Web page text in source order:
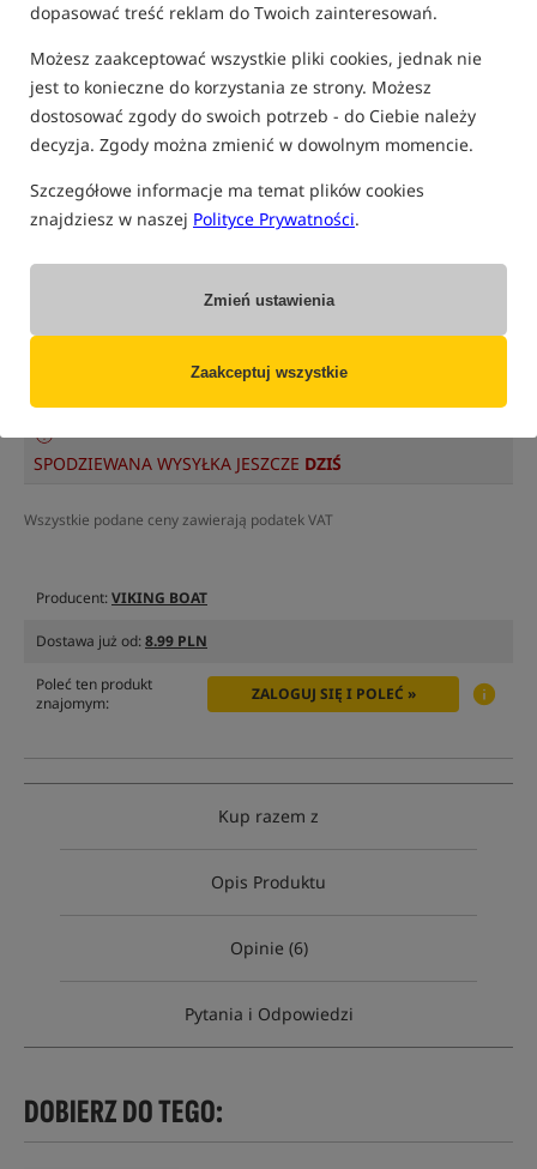
dopasować treść reklam do Twoich zainteresowań.
Możesz zaakceptować wszystkie pliki cookies, jednak nie
jest to konieczne do korzystania ze strony. Możesz
dostosować zgody do swoich potrzeb - do Ciebie należy
decyzja. Zgody można zmienić w dowolnym momencie.
Szczegółowe informacje ma temat plików cookies
znajdziesz w naszej Polityce Prywatności.
Zmień ustawienia
Zaakceptuj wszystkie
tylko produkty na"naszym magazynie"
(część opcji mogła zostać ukryta przez wybrany sposób filtrowania)
Opcja Cena PLN
dostępny: 3
ZNIŻKAMI
SPODZIEWANA WYSYŁKA JESZCZE DZIŚ
Wszystkie podane ceny zawierają podatek VAT
Producent:VIKING BOAT
Dostawa już od:8.99 PLN
Poleć ten produkt
znajomym:
ZALOGUJ SIĘ I POLEĆ »
Kup razem z
Opis Produktu
Opinie (6)
Pytania i Odpowiedzi
DOBIERZ DO TEGO: